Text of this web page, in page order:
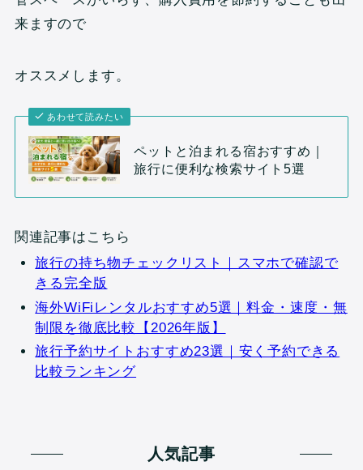
来ますので
オススメします。
あわせて読みたい
ペットと泊まれる宿おすすめ｜
旅行に便利な検索サイト5選
関連記事はこちら
旅行の持ち物チェックリスト｜スマホで確認で
きる完全版
海外WiFiレンタルおすすめ5選｜料金・速度・無
制限を徹底比較【2026年版】
旅行予約サイトおすすめ23選｜安く予約できる
比較ランキング
人気記事